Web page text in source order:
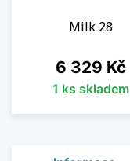
Milk 28
Cena
6 329 Kč
1 ks skladem